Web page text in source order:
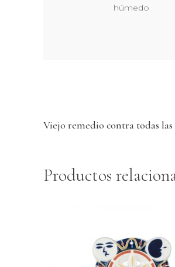
húmedo
Viejo remedio contra todas las
Productos